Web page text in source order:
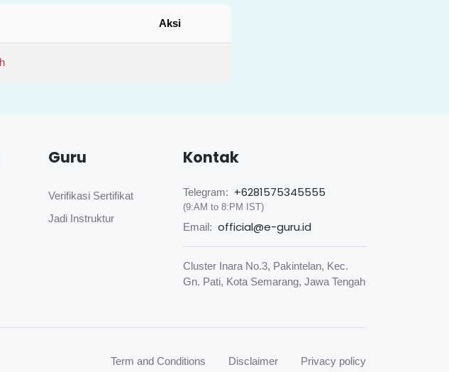
Aksi
Guru
Verifikasi Sertifikat
Jadi Instruktur
Kontak
Telegram: +6281575345555
(9:AM to 8:PM IST)
Email: official@e-guru.id
Cluster Inara No.3, Pakintelan, Kec.
Gn. Pati, Kota Semarang, Jawa Tengah
Term and Conditions Disclaimer Privacy policy